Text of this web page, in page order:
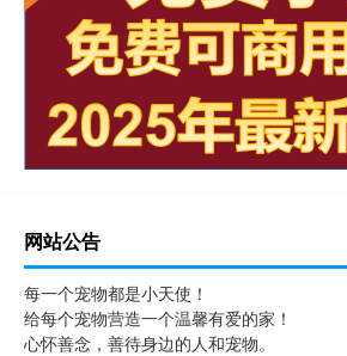
网站公告
每一个宠物都是小天使！
给每个宠物营造一个温馨有爱的家！
心怀善念，善待身边的人和宠物。